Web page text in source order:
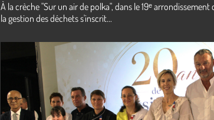
À la crèche "Sur un air de polka", dans le 19ᵉ arrondissement
la gestion des déchets s'inscrit...